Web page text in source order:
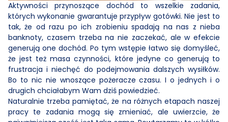
Aktywności przynoszące dochód to wszelkie zadania,
których wykonanie gwarantuje przypływ gotówki. Nie jest to
tak, że od razu po ich zrobieniu spadają na nas z nieba
banknoty, czasem trzeba na nie zaczekać, ale w efekcie
generują one dochód. Po tym wstępie łatwo się domyśleć,
że jest też masa czynności, które jedyne co generują to
frustracja i niechęć do podejmowania dalszych wysiłków.
Bo to nic nie wnoszące pożeracze czasu. I o jednych i o
drugich chciałabym Wam dziś powiedzieć.
Naturalnie trzeba pamiętać, że na różnych etapach naszej
pracy te zadania mogą się zmieniać, ale uwierzcie, że